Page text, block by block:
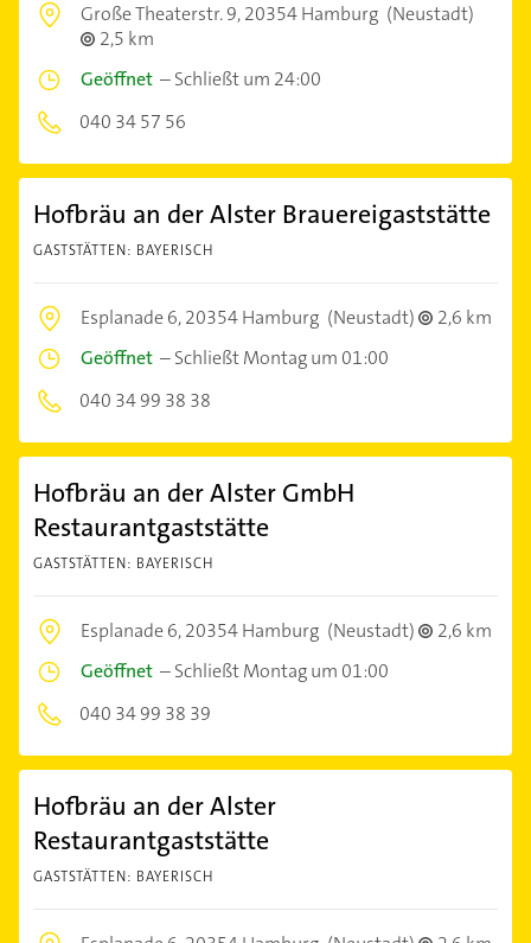
Große Theaterstr. 9,20354 Hamburg (Neustadt)
2,5 km
Geöffnet –Schließt um 24:00
040 34 57 56
Hofbräu an der Alster Brauereigaststätte
GASTSTÄTTEN: BAYERISCH
Esplanade 6,20354 Hamburg (Neustadt)
2,6 km
Geöffnet –Schließt Montag um 01:00
040 34 99 38 38
Hofbräu an der Alster GmbH
Restaurantgaststätte
GASTSTÄTTEN: BAYERISCH
Esplanade 6,20354 Hamburg (Neustadt)
2,6 km
Geöffnet –Schließt Montag um 01:00
040 34 99 38 39
Hofbräu an der Alster
Restaurantgaststätte
GASTSTÄTTEN: BAYERISCH